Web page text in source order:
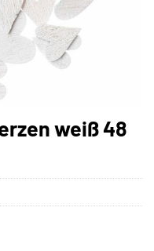
weiß 48